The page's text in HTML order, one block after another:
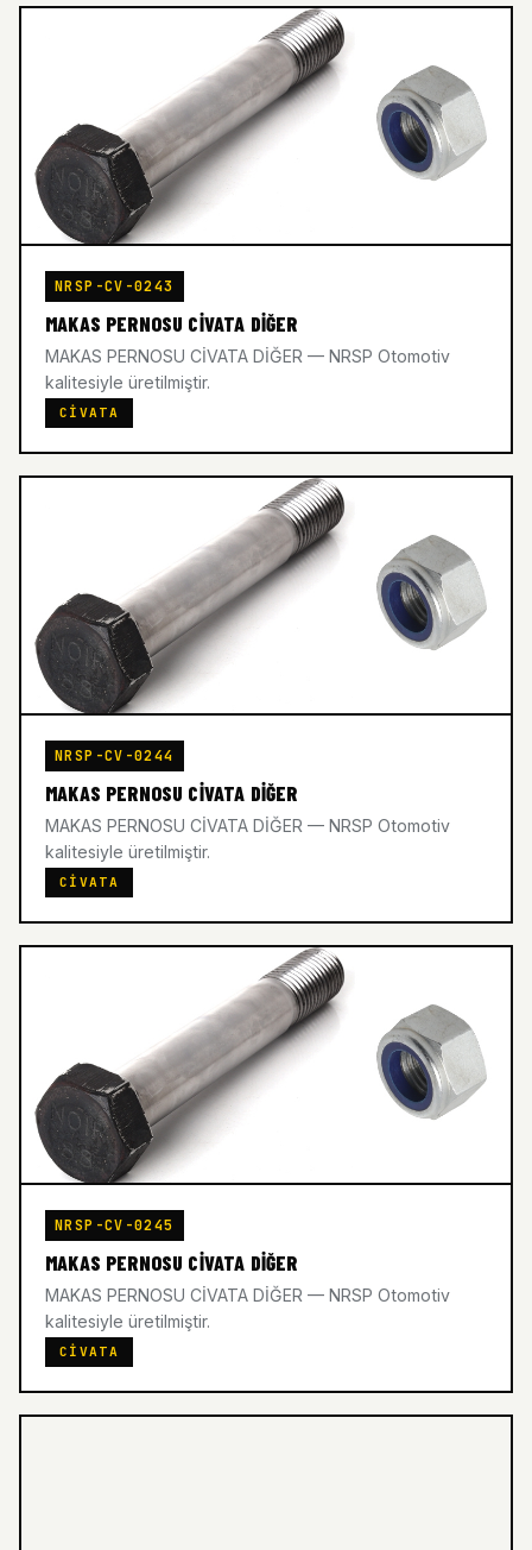
NRSP-CV-0243
MAKAS PERNOSU CİVATA DİĞER
MAKAS PERNOSU CİVATA DİĞER — NRSP Otomotiv
kalitesiyle üretilmiştir.
CIVATA
NRSP-CV-0244
MAKAS PERNOSU CİVATA DİĞER
MAKAS PERNOSU CİVATA DİĞER — NRSP Otomotiv
kalitesiyle üretilmiştir.
CIVATA
NRSP-CV-0245
MAKAS PERNOSU CİVATA DİĞER
MAKAS PERNOSU CİVATA DİĞER — NRSP Otomotiv
kalitesiyle üretilmiştir.
CIVATA